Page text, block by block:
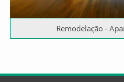
Remodelação -